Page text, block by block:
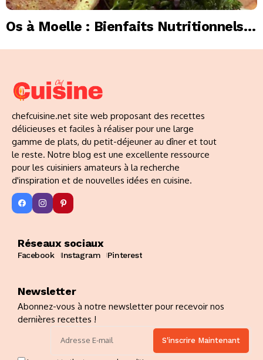
Os à Moelle : Bienfaits Nutritionnels,
chefcuisine.net site web proposant des recettes
délicieuses et faciles à réaliser pour une large
gamme de plats, du petit-déjeuner au dîner et tout
le reste. Notre blog est une excellente ressource
pour les cuisiniers amateurs à la recherche
d'inspiration et de nouvelles idées en cuisine.
Réseaux sociaux
Facebook Instagram Pinterest
Newsletter
Abonnez-vous à notre newsletter pour recevoir nos
dernières recettes !